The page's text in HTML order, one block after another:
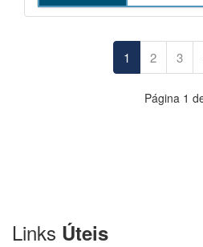
1 2 3
Página 1
Links Úteis